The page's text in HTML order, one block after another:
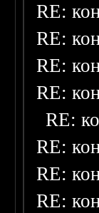
RE:
RE:
RE:
RE:
RE:
RE:
RE:
RE: